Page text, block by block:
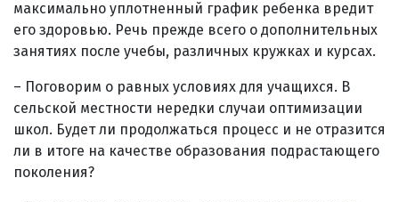
максимально уплотненный график ребенка вредит
его здоровью. Речь прежде всего о дополнительных
занятиях после учебы, различных кружках и курсах.
– Поговорим о равных условиях для учащихся. В
сельской местности нередки случаи оптимизации
школ. Будет ли продолжаться процесс и не отразится
ли в итоге на качестве образования подрастающего
поколения?